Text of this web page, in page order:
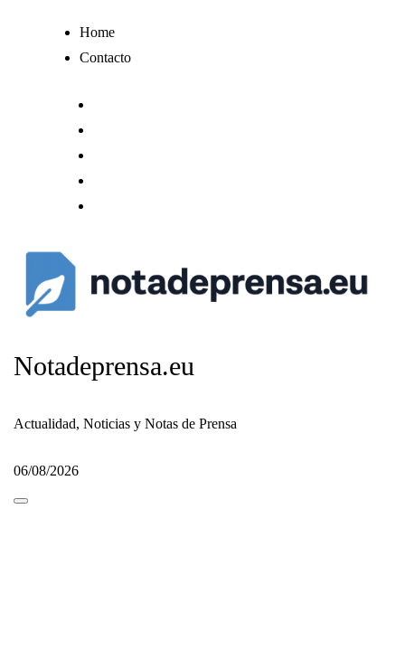
Home
Contacto
Notadeprensa.eu
Actualidad, Noticias y Notas de Prensa
06/08/2026